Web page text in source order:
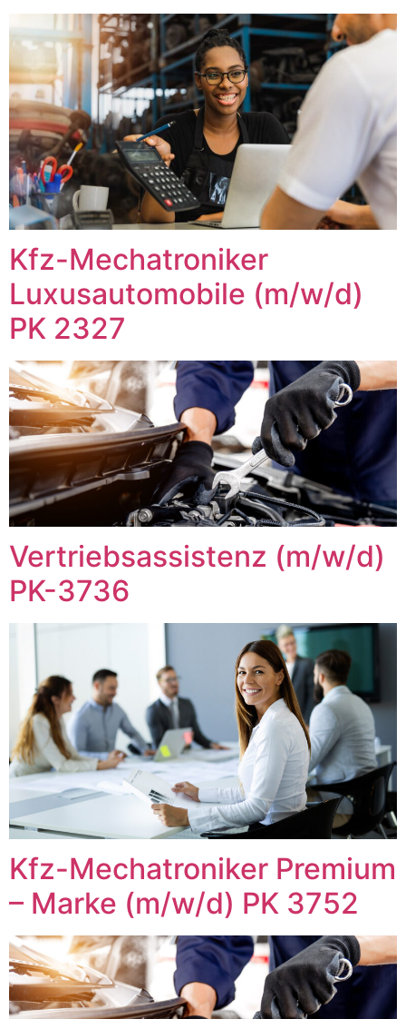
Kfz-Mechatroniker
Luxusautomobile (m/w/d)
PK 2327
Vertriebsassistenz (m/w/d)
PK-3736
Kfz-Mechatroniker Premium
– Marke (m/w/d) PK 3752